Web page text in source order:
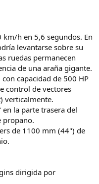
km/h en 5,6 segundos. En
levantarse sobre su
ruedas permanecen
de una araña gigante.
capacidad de 500 HP
control de vectores
verticalmente.
la parte trasera del
propano.
de 1100 mm (44") de
dirigida por